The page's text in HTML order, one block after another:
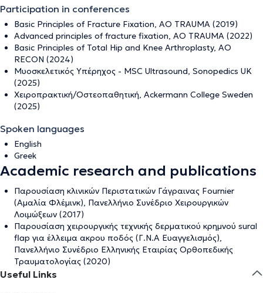
Participation in conferences
Basic Principles of Fracture Fixation, ΑΟ TRAUMA (2019)
Advanced principles of fracture fixation, AO TRAUMA (2022)
Basic Principles of Total Hip and Knee Arthroplasty, AO
RECON (2024)
Μυοσκελετικός Υπέρηχος - ΜSC Ultrasound, Sonopedics UK
(2025)
Χειροπρακτική/Οστεοπαθητική, Ackermann College Sweden
(2025)
Spoken languages
English
Greek
Academic research and publications
Παρουσίαση κλινικών Περιστατικών Γάγραινας Fournier
(Αμαλία Φλέμινκ), Πανελλήνιο Συνέδριο Χειρουργικών
Λοιμώξεων (2017)
Παρουσίαση χειρουργικής τεχνικής δερματικού κρημνού sural
flap για έλλειμα ακρου ποδός (Γ.Ν.Α Ευαγγελισμός),
Πανελλήνιο Συνέδριο Ελληνικής Εταιρίας Ορθοπεδικής
Τραυματολογίας (2020)
Useful Links